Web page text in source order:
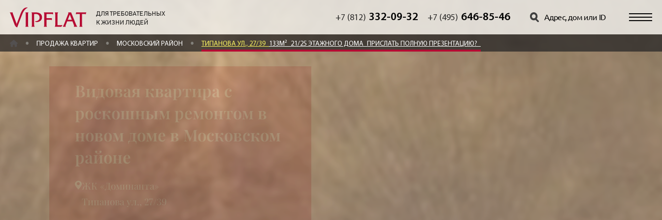
ДЛЯ ТРЕБОВАТЕЛЬНЫХ
К ЖИЗНИ ЛЮДЕЙ
+7 (812) 332-09-32 +7 (495) 646-85-46
ГЛАВНАЯПРОДАЖА КВАРТИР МОСКОВСКИЙ РАЙОН ТИПАНОВА УЛ., 27/39 133М² 21/25 ЭТАЖНОГО ДОМА ПРИСЛАТЬ ПОЛНУЮ ПРЕЗЕНТАЦИЮ?
Видовая квартира с
роскошным ремонтом в
новом доме в Московском
районе
ЖК «Доминанта»
Типанова ул., 27/39